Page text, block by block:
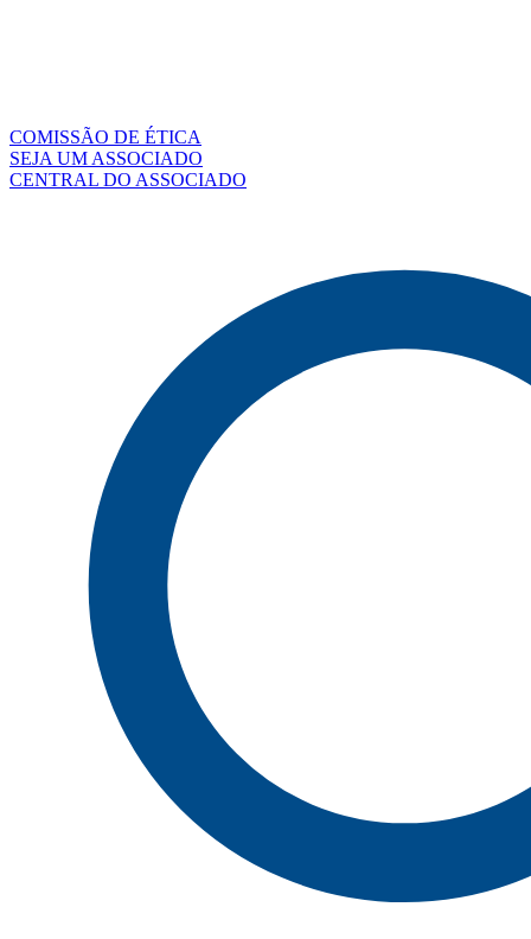
COMISSÃO DE ÉTICA
SEJA UM ASSOCIADO
CENTRAL DO ASSOCIADO